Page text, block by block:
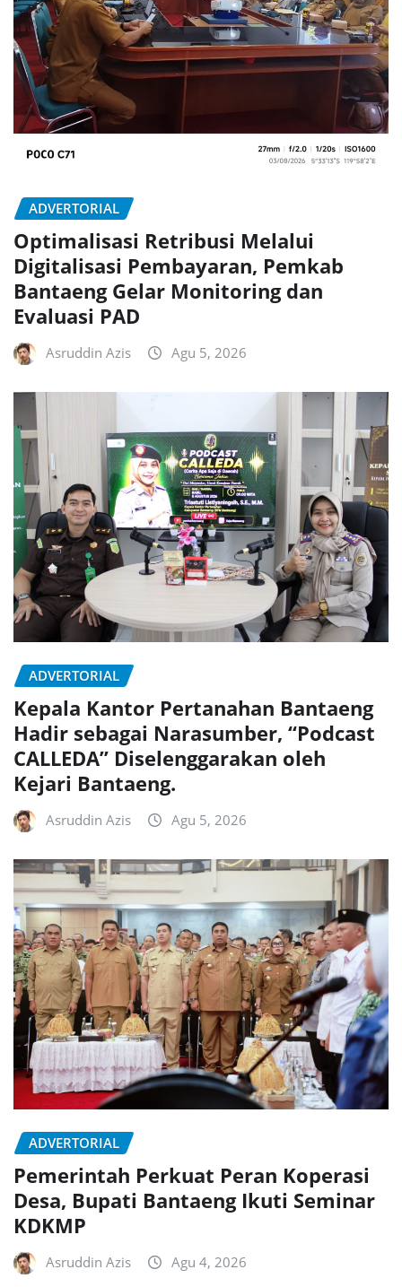
ADVERTORIAL
Optimalisasi Retribusi Melalui
Digitalisasi Pembayaran, Pemkab
Bantaeng Gelar Monitoring dan
Evaluasi PAD
Asruddin Azis Agu 5, 2026
ADVERTORIAL
Kepala Kantor Pertanahan Bantaeng
Hadir sebagai Narasumber, “Podcast
CALLEDA” Diselenggarakan oleh
Kejari Bantaeng.
Asruddin Azis Agu 5, 2026
ADVERTORIAL
Pemerintah Perkuat Peran Koperasi
Desa, Bupati Bantaeng Ikuti Seminar
KDKMP
Asruddin Azis Agu 4, 2026